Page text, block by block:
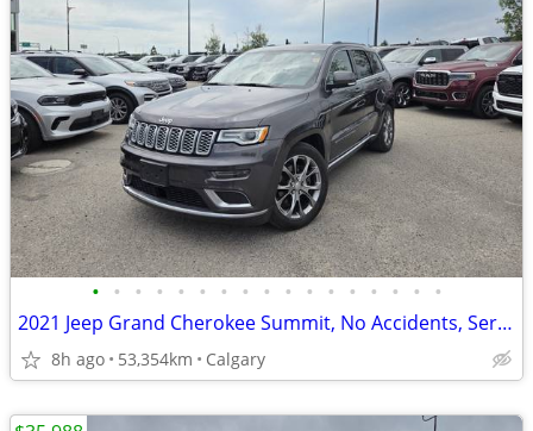
• • • • • • • • • • • • • • • • •
2021 Jeep Grand Cherokee Summit, No Accidents, Service History #11154
8h ago 53,354km Calgary